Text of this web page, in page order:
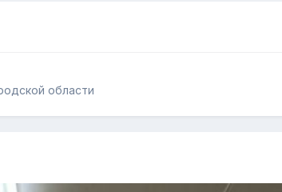
области